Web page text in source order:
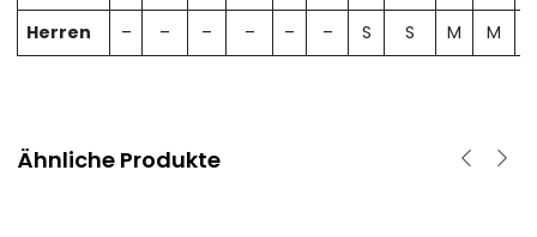
Herren
– – – – – – S S M M
Ähnliche Produkte